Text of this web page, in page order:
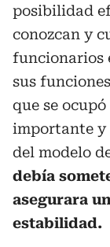
posibilidad
conozcan y
funcionarios
sus
que se
importante y
del modelo
debía
asegurara
estabilidad.